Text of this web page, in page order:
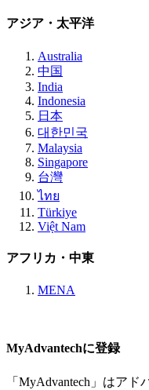
アジア・太平洋
Australia
中国
India
Indonesia
日本
대한민국
Malaysia
Singapore
台灣
ไทย
Türkiye
Việt Nam
アフリカ・中東
MENA
MyAdvantechに登録
「MyAdvantech」はア